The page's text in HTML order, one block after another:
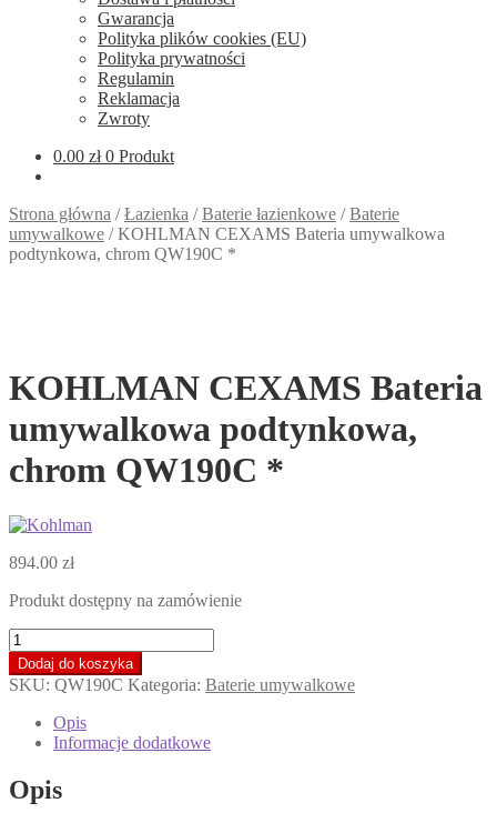
Gwarancja
Polityka plików cookies (EU)
Polityka prywatności
Regulamin
Reklamacja
Zwroty
0.00 zł 0 Produkt
Strona główna /Łazienka /Baterie łazienkowe /Baterie
umywalkowe /KOHLMAN CEXAMS Bateria umywalkowa
podtynkowa, chrom QW190C *
KOHLMAN CEXAMS Bateria
umywalkowa podtynkowa,
chrom QW190C *
894.00 zł
Produkt dostępny na zamówienie
ilość
KOHLMAN
CEXAMS
Bateria
umywalkowa
podtynkowa,
QW190C
*
Dodaj do koszyka
SKU: QW190C Kategoria: Baterie umywalkowe
Opis
Informacje dodatkowe
Opis